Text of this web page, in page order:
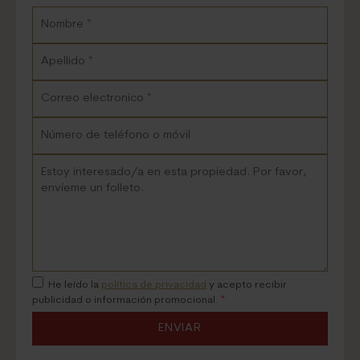
He leído la política de privacidad y acepto recibir
publicidad o información promocional. *
ENVIAR